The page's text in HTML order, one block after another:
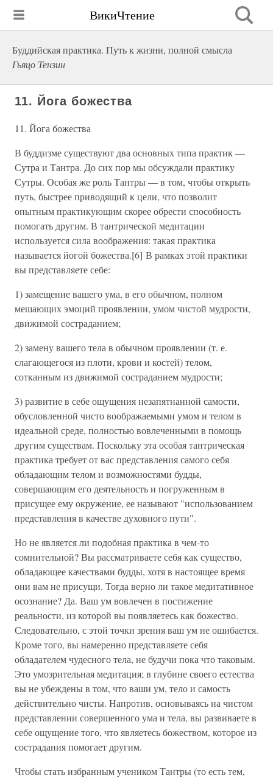
ВикиЧтение
Буддийская практика. Путь к жизни, полной смысла
Гьяцо Тензин
11. Йога божества
11. Йога божества
В буддизме существуют два основных типа практик —
Сутра и Тантра. До сих пор мы обсуждали практику
Сутры. Особая же роль Тантры — в том, чтобы открыть
путь, быстрее приводящий к цели, что позволит
опытным практикующим скорее обрести способность
помогать другим. В тантрической медитации
используется сила воображения: такая практика
называется йогой божества.[6] В рамках этой практики
вы представляете себе:
1) замещение вашего ума, в его обычном, полном
мешающих эмоций проявлении, умом чистой мудрости,
движимой состраданием;
2) замену вашего тела в обычном проявлении (т. е.
слагающегося из плоти, крови и костей) телом,
сотканным из движимой состраданием мудрости;
3) развитие в себе ощущения незапятнанной самости,
обусловленной чисто воображаемыми умом и телом в
идеальной среде, полностью вовлеченными в помощь
другим существам. Поскольку эта особая тантрическая
практика требует от вас представления самого себя
обладающим телом и возможностями будды,
совершающим его деятельность и погруженным в
присущее ему окружение, ее называют "использованием
представления в качестве духовного пути".
Но не является ли подобная практика в чем-то
сомнительной? Вы рассматриваете себя как существо,
обладающее качествами будды, хотя в настоящее время
они вам не присущи. Тогда верно ли такое медитативное
осознание? Да. Ваш ум вовлечен в постижение
реальности, из которой вы появляетесь как божество.
Следовательно, с этой точки зрения ваш ум не ошибается.
Кроме того, вы намеренно представляете себя
обладателем чудесного тела, не будучи пока что таковым.
Это умозрительная медитация; в глубине своего естества
вы не убеждены в том, что ваши ум, тело и самость
действительно чисты. Напротив, основываясь на чистом
представлении совершенного ума и тела, вы развиваете в
себе ощущение того, что являетесь божеством, которое из
сострадания помогает другим.
Чтобы стать избранным учеником Тантры (то есть тем,